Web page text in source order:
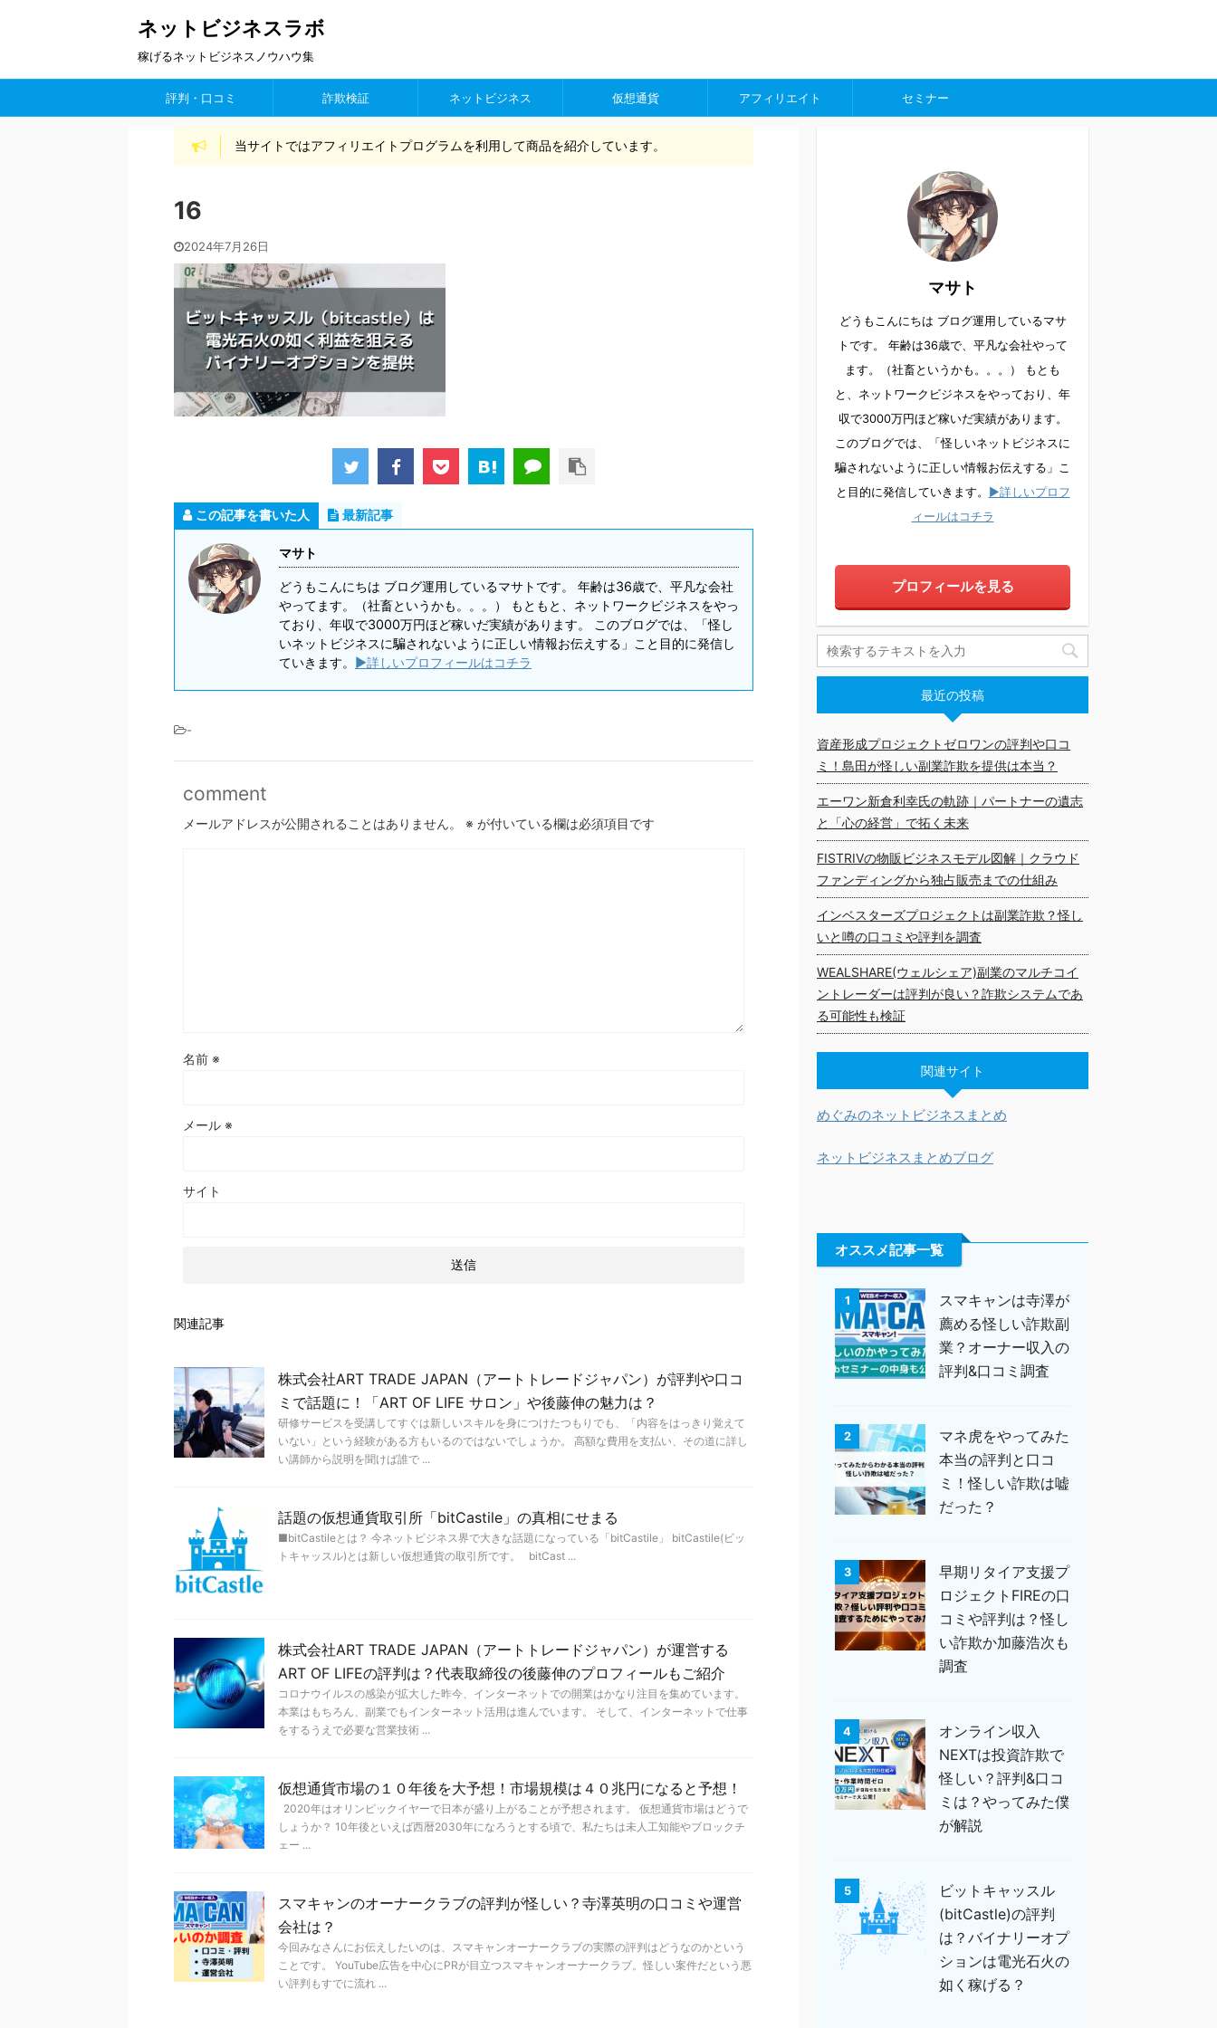
ネットビジネスラボ
稼げるネットビジネスノウハウ集
評判・口コミ 詐欺検証 ネットビジネス 仮想通貨 アフィリエイト セミナー
当サイトではアフィリエイトプログラムを利用して商品を紹介しています。
16
2024年7月26日
この記事を書いた人 最新記事
マサト
どうもこんにちは ブログ運用しているマサトです。 年齢は36歳で、平凡な会社
やってます。（社畜というかも。。。） もともと、ネットワークビジネスをやっ
ており、年収で3000万円ほど稼いだ実績があります。 このブログでは、「怪し
いネットビジネスに騙されないように正しい情報お伝えする」こと目的に発信し
ていきます。 ▶詳しいプロフィールはコチラ
-
comment
メールアドレスが公開されることはありません。 ※ が付いている欄は必須項目です
名前 ※
メール ※
サイト
関連記事
株式会社ART TRADE JAPAN（アートトレードジャパン）が評判や口コ
ミで話題に！「ART OF LIFE サロン」や後藤伸の魅力は？
研修サービスを受講してすぐは新しいスキルを身につけたつもりでも、「内容をはっきり覚えて
いない」という経験がある方もいるのではないでしょうか。 高額な費用を支払い、その道に詳し
い講師から説明を聞けば誰で ...
話題の仮想通貨取引所「bitCastile」の真相にせまる
■bitCastileとは？ 今ネットビジネス界で大きな話題になっている「bitCastile」 bitCastile(ビッ
トキャッスル)とは新しい仮想通貨の取引所です。 bitCast ...
株式会社ART TRADE JAPAN（アートトレードジャパン）が運営する
ART OF LIFEの評判は？代表取締役の後藤伸のプロフィールもご紹介
コロナウイルスの感染が拡大した昨今、インターネットでの開業はかなり注目を集めています。
本業はもちろん、副業でもインターネット活用は進んでいます。 そして、インターネットで仕事
をするうえで必要な営業技術 ...
仮想通貨市場の１０年後を大予想！市場規模は４０兆円になると予想！
2020年はオリンピックイヤーで日本が盛り上がることが予想されます。 仮想通貨市場はどうで
しょうか？ 10年後といえば西暦2030年になろうとする頃で、私たちは未人工知能やブロックチ
ェー ...
スマキャンのオーナークラブの評判が怪しい？寺澤英明の口コミや運営
会社は？
今回みなさんにお伝えしたいのは、スマキャンオーナークラブの実際の評判はどうなのかという
ことです。 YouTube広告を中心にPRが目立つスマキャンオーナークラブ。怪しい案件だという悪
い評判もすでに流れ ...
マサト
どうもこんにちは ブログ運用しているマサ
トです。 年齢は36歳で、平凡な会社やって
ます。（社畜というかも。。。） もとも
と、ネットワークビジネスをやっており、年
収で3000万円ほど稼いだ実績があります。
このブログでは、「怪しいネットビジネスに
騙されないように正しい情報お伝えする」こ
と目的に発信していきます。
▶詳しいプロフ
ィールはコチラ
プロフィールを見る
最近の投稿
資産形成プロジェクトゼロワンの評判や口コ
ミ！島田が怪しい副業詐欺を提供は本当？
エーワン新倉利幸氏の軌跡｜パートナーの遺志
と「心の経営」で拓く未来
FISTRIVの物販ビジネスモデル図解｜クラウド
ファンディングから独占販売までの仕組み
インベスターズプロジェクトは副業詐欺？怪し
いと噂の口コミや評判を調査
WEALSHARE(ウェルシェア)副業のマルチコイ
ントレーダーは評判が良い？詐欺システムであ
る可能性も検証
関連サイト
めぐみのネットビジネスまとめ
ネットビジネスまとめブログ
オススメ記事一覧
1
スマキャンは寺澤が
薦める怪しい詐欺副
業？オーナー収入の
評判&口コミ調査
2
マネ虎をやってみた
本当の評判と口コ
ミ！怪しい詐欺は嘘
だった？
3
早期リタイア支援プ
ロジェクトFIREの口
コミや評判は？怪し
い詐欺か加藤浩次も
調査
4
オンライン収入
NEXTは投資詐欺で
怪しい？評判&口コ
ミは？やってみた僕
が解説
5
ビットキャッスル
(bitCastle)の評判
は？バイナリーオプ
ションは電光石火の
如く稼げる？